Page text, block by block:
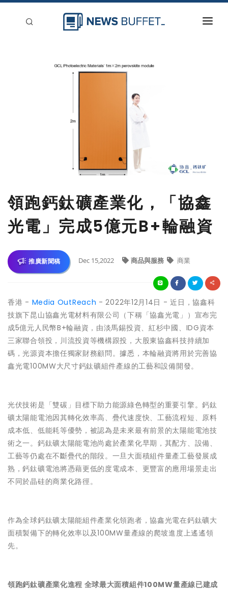
領跑鈣鈦礦產業化，「協鑫
光電」完成5億元B+輪融資
推廣新聞稿 Dec 15,2022 商品與服務 商業
香港 - Media OutReach - 2022年12月14日 - 近日，協鑫科
技旗下昆山協鑫光電材料有限公司（下稱「協鑫光電」）宣布完
成5億元人民幣B+輪融資，由淡馬錫投資、紅杉中國、IDG資本
三家聯合領投，川流投資等機構跟投，大股東協鑫科技持續加
碼，光源資本擔任獨家財務顧問。據悉，本輪融資將用於完善協
鑫光電100MW大尺寸鈣鈦礦組件產線的工藝和設備開發。
光伏技術是「雙碳」目標下助力能源綠色轉型的重要引擎。鈣鈦
礦太陽能電池因其轉化效率高、疊代速度快、工藝流程短、原料
成本低、低能耗等優勢，被認為是未來最有前景的太陽能電池技
術之一。鈣鈦礦太陽能電池尚處於產業化早期，其配方、設備、
工藝等仍處在不斷疊代的階段。一旦大面積組件量產工藝發展成
熟，鈣鈦礦電池將憑藉更低的度電成本、更豐富的應用場景走出
不同於晶硅的商業化路徑。
作為全球鈣鈦礦太陽能組件產業化領跑者，協鑫光電在鈣鈦礦大
面積製備下的轉化效率以及100MW量產線的爬坡進度上遙遙領
先。
領跑鈣鈦礦產業化進程 全球最大面積組件100MW量產線已建成